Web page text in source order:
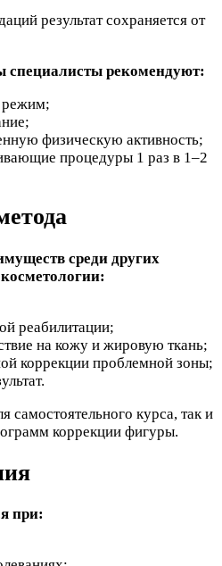
результат сохраняется от
рекомендуют:
режим;
физическую активность;
процедуры 1 раз в 1–2
среди других
реабилитации;
на кожу и жировую ткань;
коррекции проблемной зоны;
самостоятельного курса, так и
коррекции фигуры.
при: